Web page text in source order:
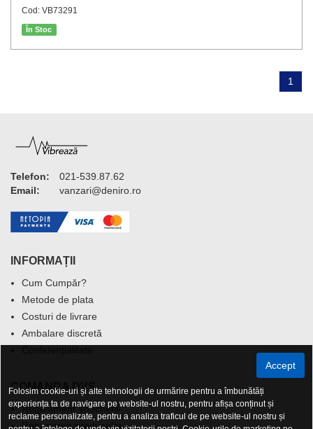
Cod: VB73291
În Stoc
1
Telefon:
021-539.87.62
Email:
vanzari@deniro.ro
INFORMAȚII
Cum Cumpăr?
Metode de plata
Costuri de livrare
Ambalare discretă
COMANDA DVS.
Regulament Vouchere
Returnarea produselor
Accept
Folosim cookie-uri și alte tehnologii de urmărire pentru a îmbunătăți
experiența ta de navigare pe website-ul nostru, pentru afișa conținut și
reclame personalizate, pentru a analiza traficul de pe website-ul nostru și